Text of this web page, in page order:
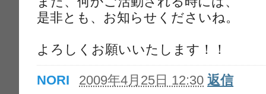
是非とも、お知らせくださいね。
よろしくお願いいたします！！
NORI 2009年4月25日 12:30 返信